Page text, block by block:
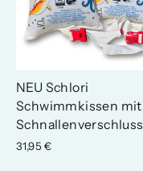
NEU Schlori
Schwimmkissen mit
Schnallenverschluss
31,95 €